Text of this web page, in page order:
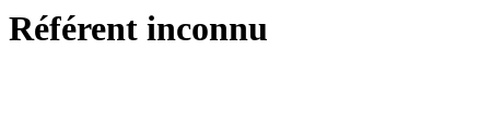
Référent inconnu